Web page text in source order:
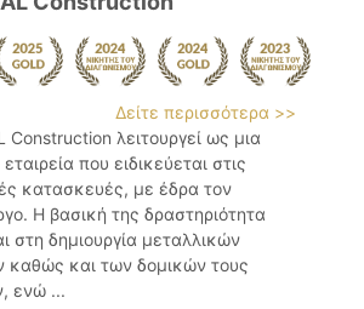
Δείτε περισσότερα >>
Construction λειτουργεί ως μια
που ειδικεύεται στις
κατασκευές, με έδρα τον
Η βασική της δραστηριότητα
στη δημιουργία μεταλλικών
καθώς και των δομικών τους
ενώ ...